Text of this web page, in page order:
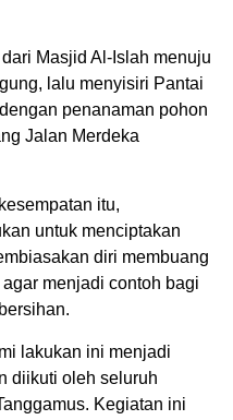
Masjid Al-Islah menuju
lalu menyisiri Pantai
penanaman pohon
Jalan Merdeka
itu,
untuk menciptakan
diri membuang
menjadi contoh bagi
lakukan ini menjadi
diikuti oleh seluruh
Kegiatan ini